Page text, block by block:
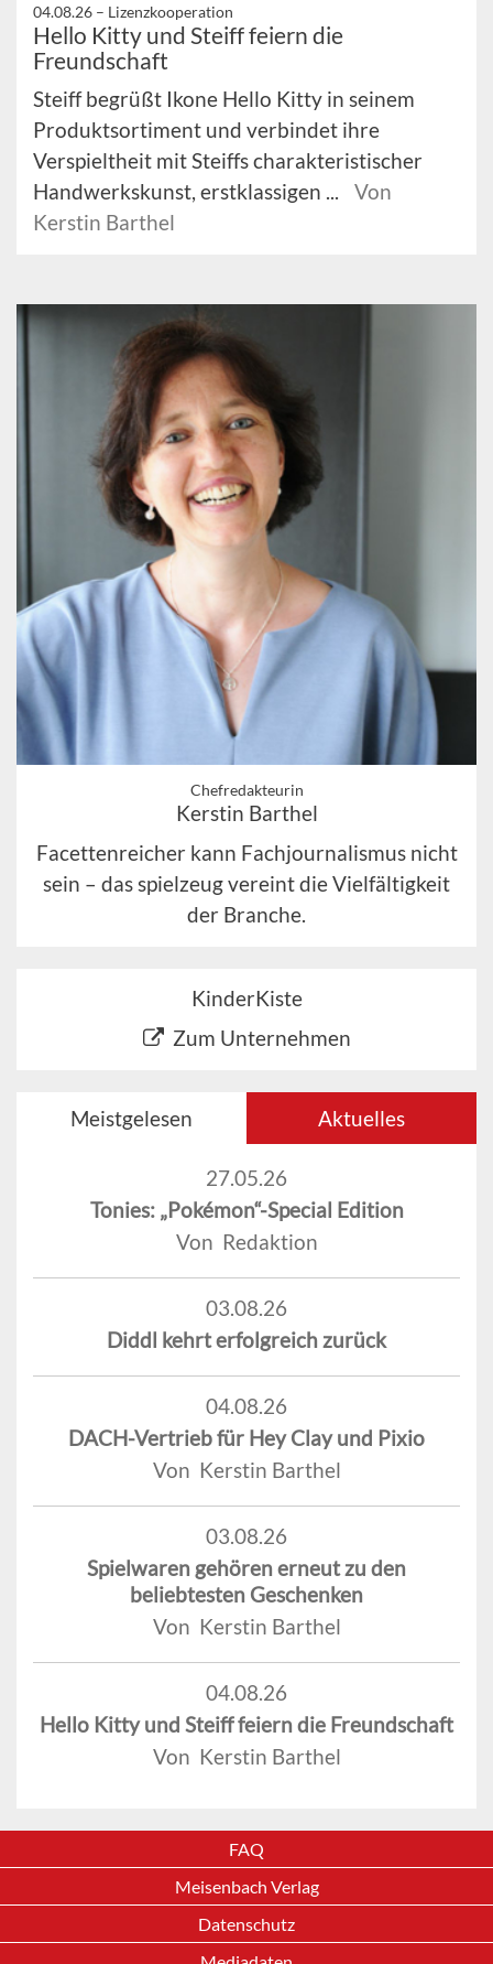
04.08.26 – Lizenzkooperation
Hello Kitty und Steiff feiern die
Freundschaft
Steiff begrüßt Ikone Hello Kitty in seinem
Produktsortiment und verbindet ihre
Verspieltheit mit Steiffs charakteristischer
Handwerkskunst, erstklassigen ...
Von
Kerstin Barthel
Chefredakteurin
Kerstin Barthel
Facettenreicher kann Fachjournalismus nicht
sein – das spielzeug vereint die Vielfältigkeit
der Branche.
KinderKiste
Zum Unternehmen
Meistgelesen Aktuelles
27.05.26
Tonies: „Pokémon“-Special Edition
Von Redaktion
03.08.26
Diddl kehrt erfolgreich zurück
04.08.26
DACH-Vertrieb für Hey Clay und Pixio
Von Kerstin Barthel
03.08.26
Spielwaren gehören erneut zu den
beliebtesten Geschenken
Von Kerstin Barthel
04.08.26
Hello Kitty und Steiff feiern die Freundschaft
Von Kerstin Barthel
FAQ
Meisenbach Verlag
Datenschutz